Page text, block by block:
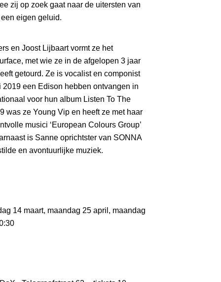
zij op zoek gaat naar de uitersten van
eigen geluid.
en Joost Lijbaart vormt ze het
met wie ze in de afgelopen 3 jaar
getourd. Ze is vocalist en componist
een Edison hebben ontvangen in
voor hun album Listen To The
was ze Young Vip en heeft ze met haar
musici ‘European Colours Group’
is Sanne oprichtster van SONNA
en avontuurlijke muziek.
14 maart, maandag 25 april, maandag